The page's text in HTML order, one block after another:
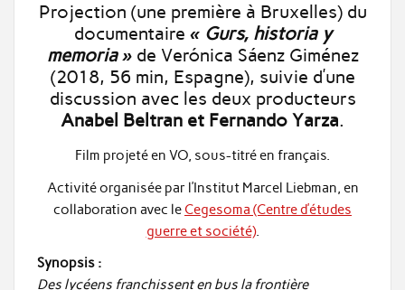
Projection (une première à Bruxelles) du
documentaire « Gurs, historia y
memoria »de Verónica Sáenz Giménez
(2018, 56 min, Espagne), suivie d’une
discussion avec les deux producteurs
Anabel Beltran et Fernando Yarza.
Film projeté en VO, sous-titré en français.
Activité organisée par l’Institut Marcel Liebman, en
collaboration avec le Cegesoma (Centre d’études
guerre et société).
Synopsis :
Des lycéens franchissent en bus la frontière